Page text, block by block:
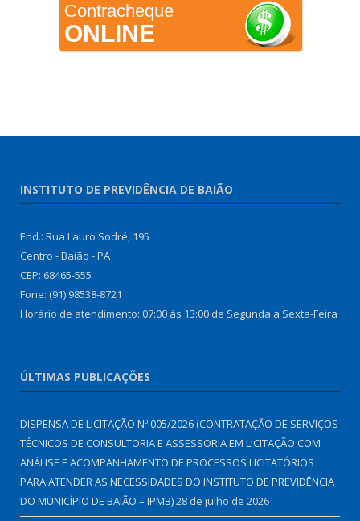
Contracheque
ONLINE
INSTITUTO DE PREVIDÊNCIA DE BAIÃO
End.: Rua Lauro Sodré, 195
Centro - Baião - PA
CEP: 68465-555
Fone: (91) 98538-8721
Horário de atendimento: 07:00 às 13:00 de Segunda a Sexta-Feira
ÚLTIMAS PUBLICAÇÕES
DISPENSA DE LICITAÇÃO Nº 005/2026 (CONTRATAÇÃO DE SERVIÇOS
TÉCNICOS DE CONSULTORIA E ASSESSORIA EM LICITAÇÃO COM
ANÁLISE E ACOMPANHAMENTO DE PROCESSOS LICITATÓRIOS
PARA ATENDER AS NECESSIDADES DO INSTITUTO DE PREVIDÊNCIA
DO MUNICÍPIO DE BAIÃO – IPMB)28 de julho de 2026